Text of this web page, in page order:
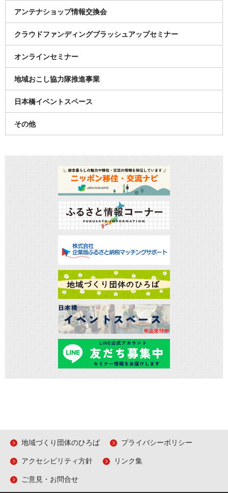
アンテナショップ情報交換会
クラウドファンディングブラッシュアップセミナー
オンラインセミナー
地域おこし協力隊推進事業
日本橋イベントスペース
その他
地域づくり団体のひろば プライバシーポリシー
アクセシビリティ方針 リンク集
ご意見・お問合せ